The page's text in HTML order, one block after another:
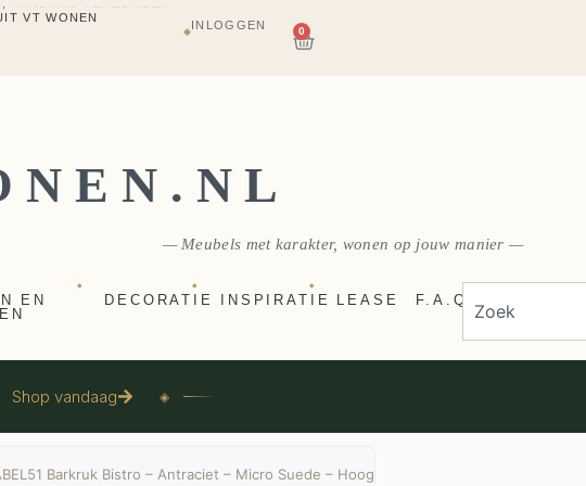
VT WONEN
◆INLOGGEN 0
— Meubels met karakter, wonen op jouw manier —
EN
◆
DECORATIE
◆
INSPIRATIE
◆
LEASE F.A.Q
Shop vandaag ◈
Barkruk Bistro – Antraciet – Micro Suede – Hoog